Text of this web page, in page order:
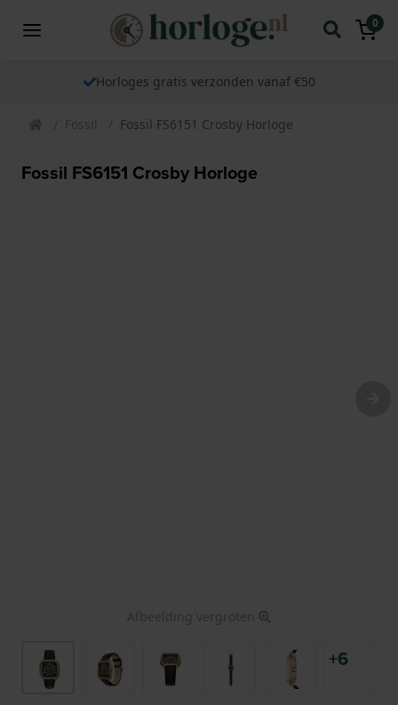
0
Horloges gratis verzonden vanaf €50
Fossil Fossil FS6151 Crosby Horloge
Fossil FS6151 Crosby Horloge
Afbeelding vergroten
+6